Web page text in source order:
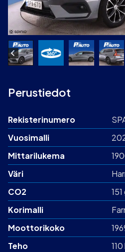
Perustiedot
Rekisterinumero
Vuosimalli
Mittarilukema
Väri
CO2
Korimalli
Moottorikoko
Teho